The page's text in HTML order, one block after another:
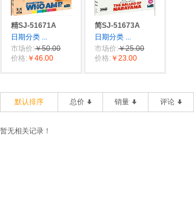
精SJ-51671A
日期分类 ...
市场价:￥50.00
价格: ￥46.00
简SJ-51673A
日期分类 ...
市场价:￥25.00
价格: ￥23.00
默认排序 总价 销量 评论
暂无相关记录！